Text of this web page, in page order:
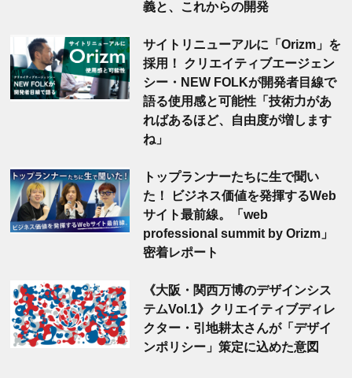
義と、これからの開発
サイトリニューアルに「Orizm」を
採用！ クリエイティブエージェン
シー・NEW FOLKが開発者目線で
語る使用感と可能性「技術力があ
ればあるほど、自由度が増します
ね」
トップランナーたちに生で聞い
た！ ビジネス価値を発揮するWeb
サイト最前線。「web
professional summit by Orizm」
密着レポート
《大阪・関西万博のデザインシス
テムVol.1》クリエイティブディレ
クター・引地耕太さんが「デザイ
ンポリシー」策定に込めた意図